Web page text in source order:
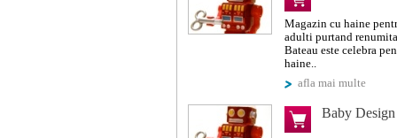
Magazin cu haine
adulti purtand
Bateau este celebra
haine..
afla mai multe
Baby Design